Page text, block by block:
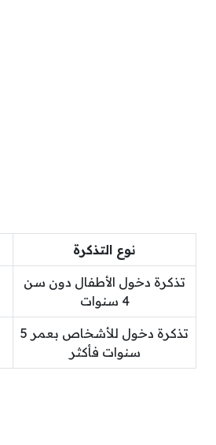
نوع التذكرة
تذكرة دخول الأطفال دون سن
4 سنوات
تذكرة دخول للأشخاص بعمر 5
سنوات فأكثر